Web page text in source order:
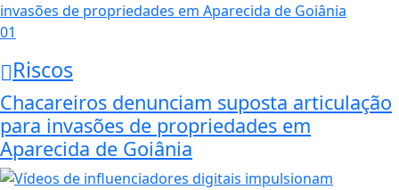
01
Riscos
Chacareiros denunciam suposta articulação
para invasões de propriedades em
Aparecida de Goiânia